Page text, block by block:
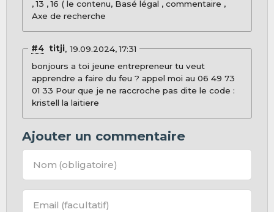
, 13 , 16 ( le contenu, Basé légal , commentaire ,
Axe de recherche
#4 titji 19.09.2024, 17:31
bonjours a toi jeune entrepreneur tu veut
apprendre a faire du feu ? appel moi au 06 49 73
01 33 Pour que je ne raccroche pas dite le code :
kristell la laitiere
Ajouter un commentaire
Nom (obligatoire)
Email (facultatif)